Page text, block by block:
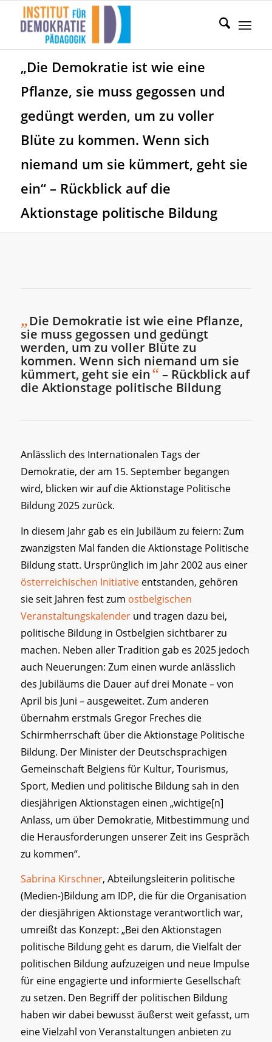
„Die Demokratie ist wie eine
Pflanze, sie muss gegossen und
gedüngt werden, um zu voller
Blüte zu kommen. Wenn sich
niemand um sie kümmert, geht sie
ein“ – Rückblick auf die
Aktionstage politische Bildung
„Die Demokratie ist wie eine Pflanze,
sie muss gegossen und gedüngt
werden, um zu voller Blüte zu
kommen. Wenn sich niemand um sie
kümmert, geht sie ein“ – Rückblick auf
die Aktionstage politische Bildung
Anlässlich des Internationalen Tags der
Demokratie, der am 15. September begangen
wird, blicken wir auf die Aktionstage Politische
Bildung 2025 zurück.
In diesem Jahr gab es ein Jubiläum zu feiern: Zum
zwanzigsten Mal fanden die Aktionstage Politische
Bildung statt. Ursprünglich im Jahr 2002 aus einer
österreichischen Initiativeentstanden, gehören
sie seit Jahren fest zum ostbelgischen
Veranstaltungskalenderund tragen dazu bei,
politische Bildung in Ostbelgien sichtbarer zu
machen. Neben aller Tradition gab es 2025 jedoch
auch Neuerungen: Zum einen wurde anlässlich
des Jubiläums die Dauer auf drei Monate – von
April bis Juni – ausgeweitet. Zum anderen
übernahm erstmals Gregor Freches die
Schirmherrschaft über die Aktionstage Politische
Bildung. Der Minister der Deutschsprachigen
Gemeinschaft Belgiens für Kultur, Tourismus,
Sport, Medien und politische Bildung sah in den
diesjährigen Aktionstagen einen „wichtige[n]
Anlass, um über Demokratie, Mitbestimmung und
die Herausforderungen unserer Zeit ins Gespräch
zu kommen“.
Sabrina Kirschner, Abteilungsleiterin politische
(Medien-)Bildung am IDP, die für die Organisation
der diesjährigen Aktionstage verantwortlich war,
umreißt das Konzept: „Bei den Aktionstagen
politische Bildung geht es darum, die Vielfalt der
politischen Bildung aufzuzeigen und neue Impulse
für eine engagierte und informierte Gesellschaft
zu setzen. Den Begriff der politischen Bildung
haben wir dabei bewusst äußerst weit gefasst, um
eine Vielzahl von Veranstaltungen anbieten zu